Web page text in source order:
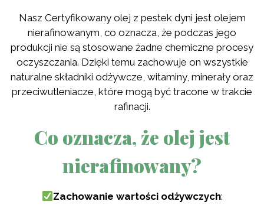
Nasz Certyfikowany olej z pestek dyni jest olejem
nierafinowanym, co oznacza, że podczas jego
produkcji nie są stosowane żadne chemiczne procesy
oczyszczania. Dzięki temu zachowuje on wszystkie
naturalne składniki odżywcze, witaminy, minerały oraz
przeciwutleniacze, które mogą być tracone w trakcie
rafinacji.
Co oznacza, że olej jest
nierafinowany?
Zachowanie wartości odżywczych: